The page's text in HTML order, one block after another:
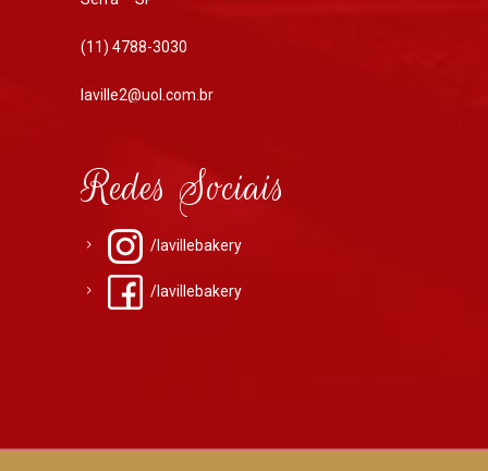
(11) 4788-3030
laville2@uol.com.br
Redes Sociais
/lavillebakery
/lavillebakery